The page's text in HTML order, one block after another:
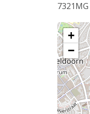
7321MG
+
−